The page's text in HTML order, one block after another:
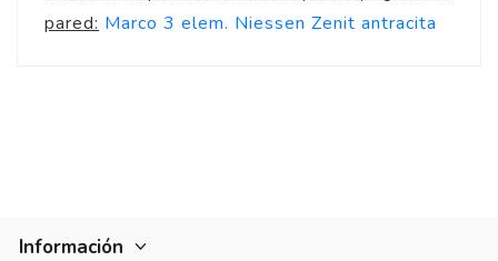
pared: Marco 3 elem. Niessen Zenit antracita
Información